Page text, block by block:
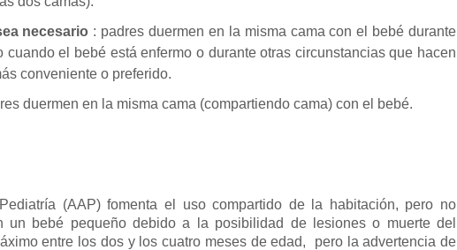
necesario : padres duermen en la misma cama con el bebé durante
cuando el bebé está enfermo o durante otras circunstancias que hacen
conveniente o preferido.
duermen en la misma cama (compartiendo cama) con el bebé.
(AAP) fomenta el uso compartido de la habitación, pero no
un bebé pequeño debido a la posibilidad de lesiones o muerte del
entre los dos y los cuatro meses de edad, pero la advertencia de